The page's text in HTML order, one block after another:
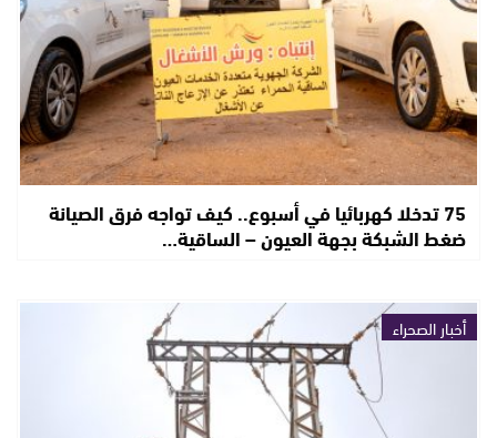
75 تدخلا كهربائيا في أسبوع.. كيف تواجه فرق الصيانة
ضغط الشبكة بجهة العيون – الساقية…
أخبار الصحراء